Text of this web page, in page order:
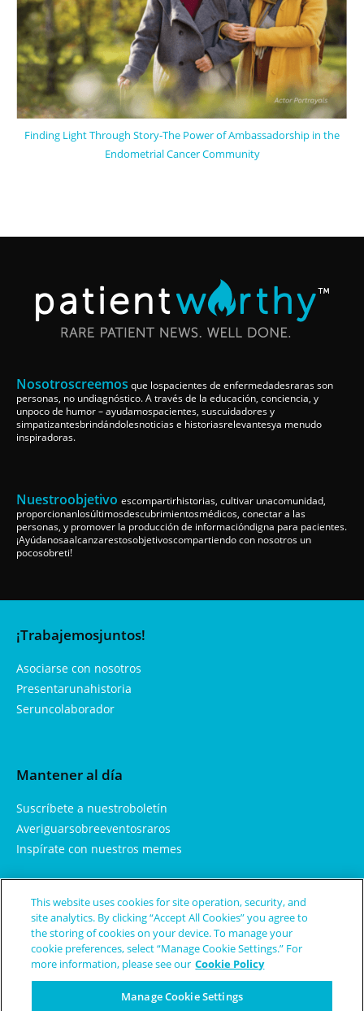
Finding Light Through Story-The Power of Ambassadorship in the
Endometrial Cancer Community
Nosotroscreemos que lospacientes de enfermedadesraras son
personas, no undiagnóstico. A través de la educación, conciencia, y
unpoco de humor – ayudamospacientes, suscuidadores y
simpatizantesbrindándolesnoticias e historiasrelevantesya menudo
inspiradoras.
Nuestroobjetivo escompartirhistorias, cultivar unacomunidad,
proporcionanlosúltimosdescubrimientosmédicos, conectar a las
personas, y promover la producción de informacióndigna para pacientes.
¡Ayúdanosaalcanzarestosobjetivoscompartiendo con nosotros un
pocosobreti!
¡Trabajemosjuntos!
Asociarse con nosotros
Presentarunahistoria
Seruncolaborador
Mantener al día
Suscríbete a nuestroboletín
Averiguarsobreeventosraros
Inspírate con nuestros memes
Aprendemás
Sobrenosotros
Enfermedades y condicionesraras
This website uses cookies for site operation, security, and
site analytics. By clicking “Accept All Cookies” you agree to
the storing of cookies on your device. To manage your
cookie preferences, select “Manage Cookie Settings.” For
more information, please see our Cookie Policy
Manage Cookie Settings